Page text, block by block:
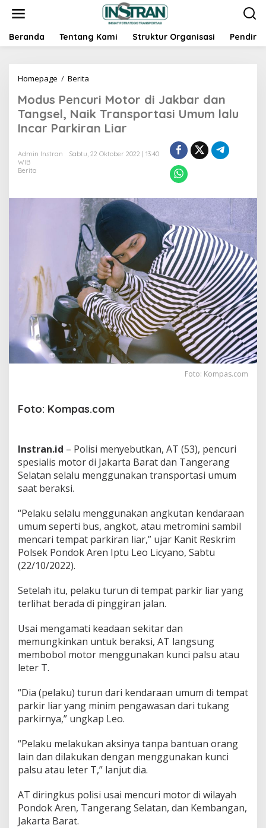
t
Beranda Tentang Kami Struktur Organisasi Pendiri
Homepage / Berita
d
u
s
P
n
i
M
t
o
r
d
i
J
a
k
b
a
r
d
a
n
g
,
N
a
r
a
n
s
p
t
a
i
U
m
u
u
I
c
r
P
r
k
Modus Pencuri Motor di Jakbar dan
Tangsel, Naik Transportasi Umum lalu
Incar Parkiran Liar
Admin Instran
Sabtu, 22 Oktober 2022 | 13:40
WIB
Berita
Foto: Kompas.com
Foto: Kompas.com
Instran.id – Polisi menyebutkan, AT (53), pencuri
spesialis motor di Jakarta Barat dan Tangerang
Selatan selalu menggunakan transportasi umum
saat beraksi.
“Pelaku selalu menggunakan angkutan kendaraan
umum seperti bus, angkot, atau metromini sambil
mencari tempat parkiran liar,” ujar Kanit Reskrim
Polsek Pondok Aren Iptu Leo Licyano, Sabtu
(22/10/2022).
Setelah itu, pelaku turun di tempat parkir liar yang
terlihat berada di pinggiran jalan.
Usai mengamati keadaan sekitar dan
memungkinkan untuk beraksi, AT langsung
membobol motor menggunakan kunci palsu atau
leter T.
“Dia (pelaku) turun dari kendaraan umum di tempat
parkir liar yang minim pengawasan dari tukang
parkirnya,” ungkap Leo.
“Pelaku melakukan aksinya tanpa bantuan orang
lain dan dilakukan dengan menggunakan kunci
palsu atau leter T,” lanjut dia.
AT diringkus polisi usai mencuri motor di wilayah
Pondok Aren, Tangerang Selatan, dan Kembangan,
Jakarta Barat.